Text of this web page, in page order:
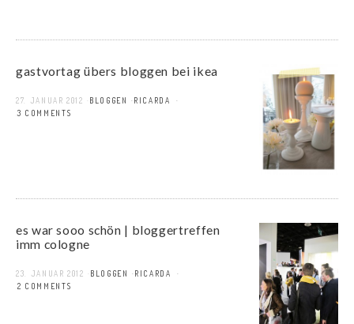
gastvortag übers bloggen bei ikea
27. JANUAR 2012 BLOGGEN
RICARDA
23 COMMENTS
es war sooo schön | bloggertreffen
imm cologne
23. JANUAR 2012 BLOGGEN
RICARDA
22 COMMENTS